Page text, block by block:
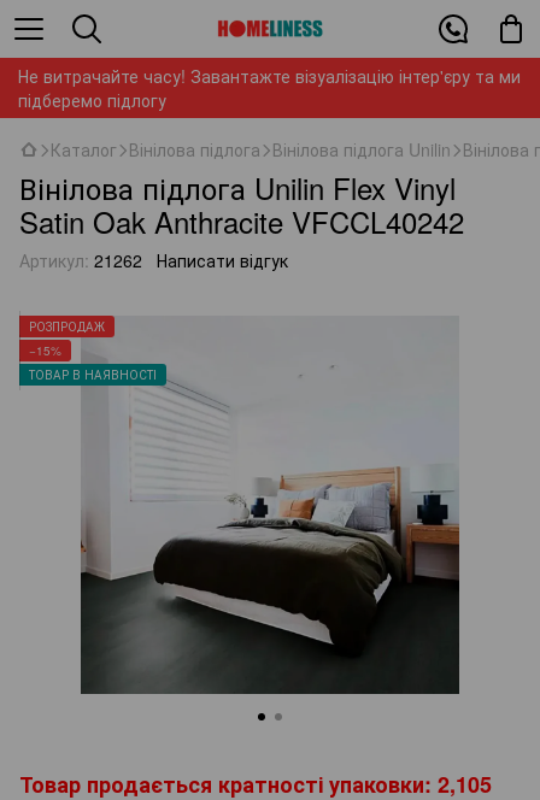
Не витрачайте часу! Завантажте візуалізацію інтер'єру та ми
підберемо підлогу
Каталог Вінілова підлога Вінілова підлога Unilin
Вінілова підлога Unilin Flex Vinyl
Satin Oak Anthracite VFCCL40242
Артикул: 21262 Написати відгук
РОЗПРОДАЖ
−15%
ТОВАР В НАЯВНОСТІ
Товар продається кратності упаковки: 2,105